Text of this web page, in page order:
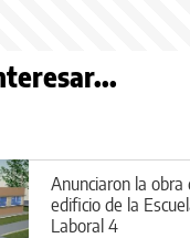
Anunciaron la obra
edificio de la
Laboral 4